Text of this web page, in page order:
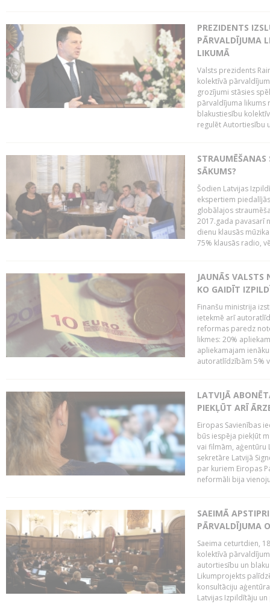
PREZIDENTS
PĀRVALDĪJUMA
LIKUMĀ
Valsts prezidents
kolektīvā
grozījumi stāsies
pārvaldījuma likums
blakustiesību
regulēt Autortiesību
STRAUMĒŠANAS
SĀKUMS?
Šodien Latvijas
ekspertiem
globālajos
2017.gada pavasarī
dienu klausās
75% klausās radio,
JAUNĀS VALSTS
KO GAIDĪT
Finanšu ministrija
ietekmē arī
reformas paredz
likmes: 20%
apliekamajam
autoratlīdzībām 5%
LATVIJĀ
PIEKĻŪT ARĪ
Eiropas Savienības
būs iespēja piekļūt
vai filmām, aģentūru
sekretāre Latvijā
par kuriem Eiropas
neformāli bija
SAEIMĀ
PĀRVALDĪJUMA
Saeima ceturtdien,
kolektīvā
autortiesību un
Likumprojekts
konsultāciju
Latvijas Izpildītāju